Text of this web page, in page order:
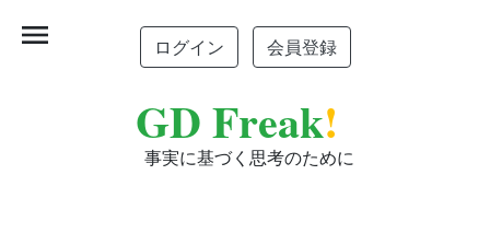
ログイン 会員登録
GD Freak!
事実に基づく思考のために
menu